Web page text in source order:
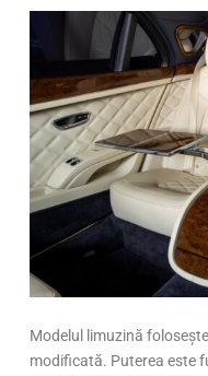
Modelul limuzină
modificată. Puterea este